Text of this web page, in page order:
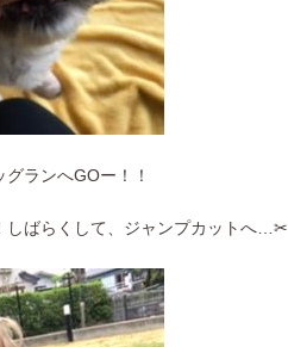
ランへGOー！！
しばらくして、ジャンプカットへ…✂︎